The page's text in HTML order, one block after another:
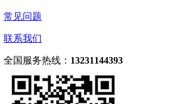
常见问题
联系我们
全国服务热线： 13231144393